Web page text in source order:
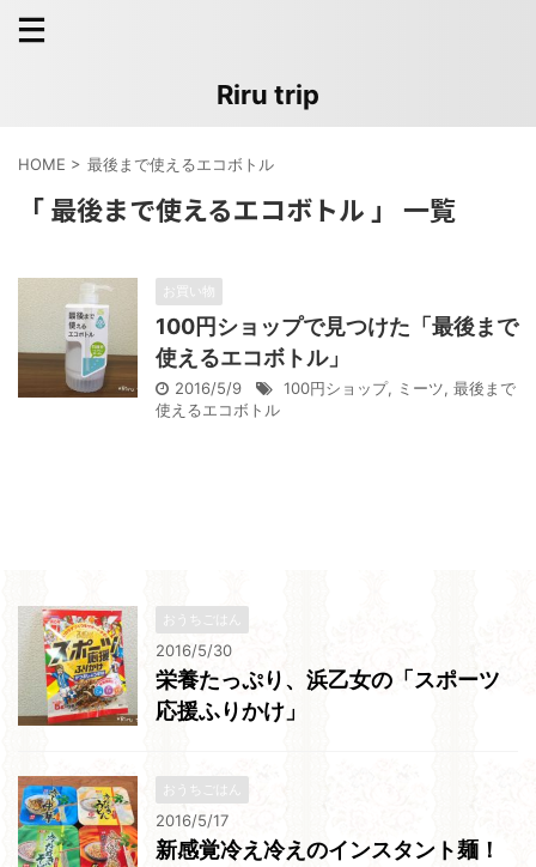
Riru trip
HOME > 最後まで使えるエコボトル
「 最後まで使えるエコボトル 」 一覧
お買い物
100円ショップで見つけた「最後まで
使えるエコボトル」
2016/5/9 100円ショップ, ミーツ, 最後まで
使えるエコボトル
おうちごはん
2016/5/30
栄養たっぷり、浜乙女の「スポーツ
応援ふりかけ」
おうちごはん
2016/5/17
新感覚冷え冷えのインスタント麺！